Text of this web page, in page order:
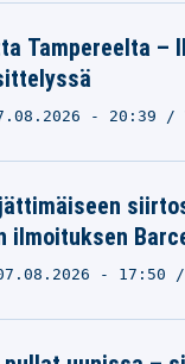
Tampereelta –
- 20:39
ilmoituksen
- 17:50